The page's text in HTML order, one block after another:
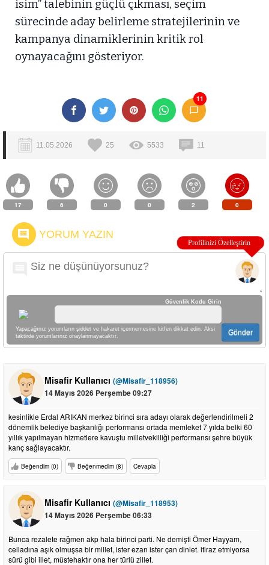
isim” talebinin güçlü çıkması, seçim
sürecinde aday belirleme stratejilerinin ve
kampanya dinamiklerinin kritik rol
oynayacağını gösteriyor.
11
11.05.2026 25 5533 11
17 6 0 0 2 0
YORUM YAZIN
Güvenlik Kodu Girin
Yapacağınız yorumların şiddet ve hakaret içermemesine lütfen dikkat edin. Aksi
taktirde yorumlarınız onaylanmayacaktır.
Gönder
Misafir Kullanıcı (@Misafir_118956)
14 Mayıs 2026 Perşembe 09:27
kesinlikle Erdal ARIKAN merkez birinci sıra adayı olarak değerlendirilmeli 2
dönemlik belediye başkanlığı performansı ortada memleket 7 yılda belki 60
yıllık yapılmayan hizmetlere kavuştu milletvekilliği performansı şehre büyük
kanç sağlayacaktır.
Beğendim (0) Beğenmedim (8) Cevapla
Misafir Kullanıcı (@Misafir_118953)
14 Mayıs 2026 Perşembe 06:33
Bunca rezalete rağmen akp hala birinci parti. Ne demişti Ömer Hayyam,
celladına aşık olmuşsa bir millet, ister ezan ister çan dinlet. itiraz etmiyorsa
sürü gibi illet, müstehaktır ona her türlü zillet.